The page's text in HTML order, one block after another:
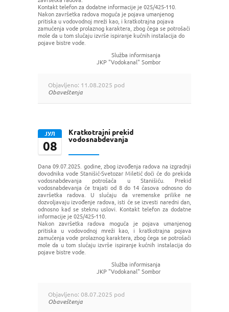
Kontakt telefon za dodatne informacije je 025/425-110.
Nakon završetka radova moguća je pojava umanjenog
pritiska u vodovodnoj mreži kao, i kratkotrajna pojava
zamućenja vode prolaznog karaktera, zbog čega se potrošači
mole da u tom slučaju izvrše ispiranje kućnih instalacija do
pojave bistre vode.
Služba informisanja
JKP "Vodokanal" Sombor
Objavljeno: 11.08.2025 pod
Obaveštenja
ЈУЛ
08
Kratkotrajni prekid
vodosnabdevanja
Dana 09.07.2025. godine, zbog izvođenja radova na izgradnji
dovodnika vode Stanišić-Svetozar Miletić doći će do prekida
vodosnabdevanja potrošača u Stanišiću. Prekid
vodosnabdevanja će trajati od 8 do 14 časova odnosno do
završetka radova. U slučaju da vremenske prilike ne
dozvoljavaju izvođenje radova, isti će se izvesti naredni dan,
odnosno kad se steknu uslovi. Kontakt telefon za dodatne
informacije je 025/425-110.
Nakon završetka radova moguća je pojava umanjenog
pritiska u vodovodnoj mreži kao, i kratkotrajna pojava
zamućenja vode prolaznog karaktera, zbog čega se potrošači
mole da u tom slučaju izvrše ispiranje kućnih instalacija do
pojave bistre vode.
Služba informisanja
JKP "Vodokanal" Sombor
Objavljeno: 08.07.2025 pod
Obaveštenja